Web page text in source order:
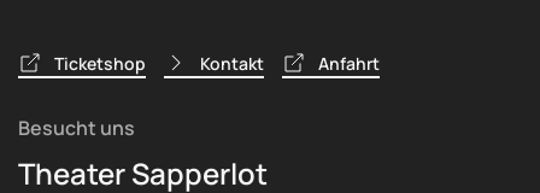
Ticketshop Kontakt Anfahrt
Besucht uns
Theater Sapperlot